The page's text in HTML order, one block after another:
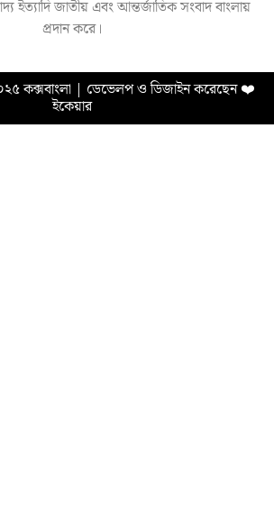
ইত্যাদি জাতীয় এবং আন্তর্জাতিক সংবাদ বাংলায়
প্রদান করে।
কক্সবাংলা | ডেভেলপ ও ডিজাইন করেছেন❤️
ইকেয়ার